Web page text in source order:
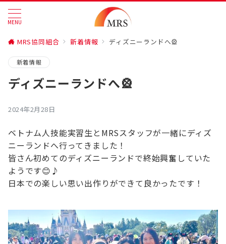
MENU
MRS協同組合 新着情報 ディズニーランドへ🎡
新着情報
ディズニーランドへ🎡
2024年2月28日
ベトナム人技能実習生とMRSスタッフが一緒にディズ
ニーランドへ行ってきました！
皆さん初めてのディズニーランドで終始興奮していた
ようです😊♪
日本での楽しい思い出作りができて良かったです！